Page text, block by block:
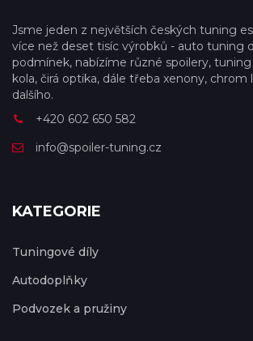
Jsme jeden z největších českých tuning
více než deset tisíc výrobků - auto tuning
podmínek, nabízíme různé spoilery, tuning
kola, čirá optika, dále třeba xenony, chrom
dalšího.
+420 602 650 582
info@spoiler-tuning.cz
KATEGORIE
Tuningové díly
Autodoplňky
Podvozek a pružiny